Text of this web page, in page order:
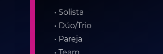
• Solista
• Dúo/Trio
• Pareja